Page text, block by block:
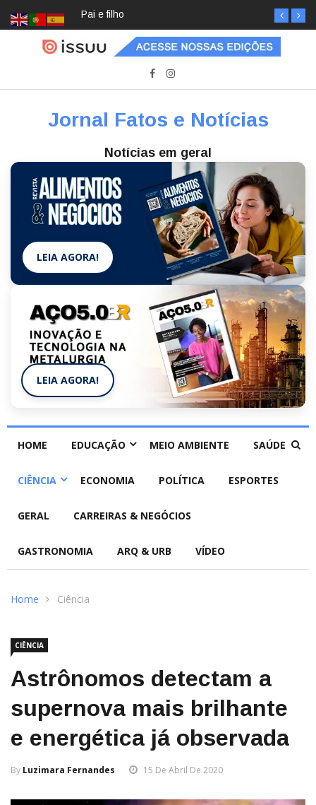
Pai e filho
Jornal Fatos e Notícias
Notícias em geral
LEIA AGORA!
LEIA AGORA!
HOME EDUCAÇÃO MEIO AMBIENTE SAÚDE
CIÊNCIA ECONOMIA POLÍTICA ESPORTES
GERAL CARREIRAS & NEGÓCIOS
GASTRONOMIA ARQ & URB VÍDEO
Home Ciência
CIÊNCIA
Astrônomos detectam a
supernova mais brilhante
e energética já observada
By Luzimara Fernandes 15 De Abril De 2020